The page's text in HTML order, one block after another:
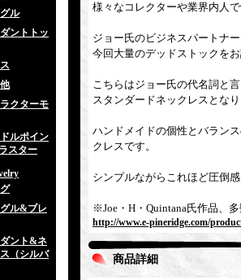
ル
ントトッ
クターモ
ルポイン
スター
ル&ブレ
ント&ネ
（シルバ
様々なコレクターや業界内人
ジョー氏のビジネスパートナ
今回大量のデッドストックを
こちらはジョー氏の代名詞と
スタンダードネックレスとな
ハンドメイドの個性とバラン
クレスです。
シンプルながらこれほど圧倒
※Joe・H・Quintana氏作品、
http://www.e-pineridge.com/
商品詳細